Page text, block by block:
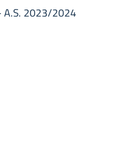
A.S. 2023/2024